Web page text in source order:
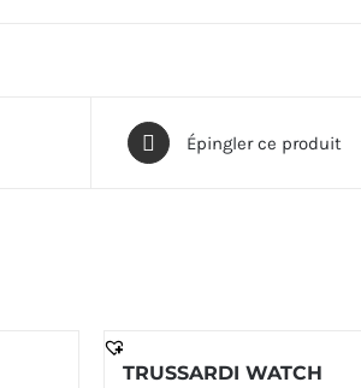
Épingler ce produit
TRUSSARDI WATCH